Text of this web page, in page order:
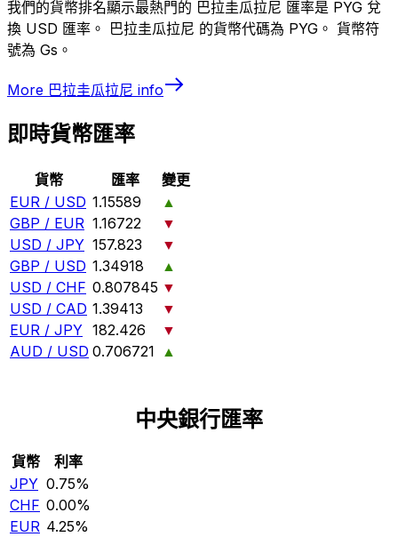
我們的貨幣排名顯示最熱門的 巴拉圭瓜拉尼 匯率是 PYG 兌
換 USD 匯率。 巴拉圭瓜拉尼 的貨幣代碼為 PYG。 貨幣符
號為 Gs。
More 巴拉圭瓜拉尼 info
即時貨幣匯率
貨幣 匯率
變更
EUR / USD 1.15589
▲
GBP / EUR 1.16722
▼
USD / JPY 157.823
▼
GBP / USD 1.34918
▲
USD / CHF 0.807845 ▼
USD / CAD 1.39413
▼
EUR / JPY 182.426
▼
AUD / USD 0.706721 ▲
中央銀行匯率
貨幣
利率
JPY 0.75%
CHF 0.00%
EUR 4.25%